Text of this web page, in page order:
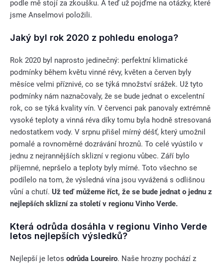
podle mě stojí za zkoušku. A teď už pojďme na otázky, které
jsme Anselmovi položili.
Jaký byl rok 2020 z pohledu enologa?
Rok 2020 byl naprosto jedinečný: perfektní klimatické
podmínky během květu vinné révy, květen a červen byly
měsíce velmi příznivé, co se týká množství srážek. Už tyto
podmínky nám naznačovaly, že se bude jednat o excelentní
rok, co se týká kvality vín. V červenci pak panovaly extrémně
vysoké teploty a vinná réva díky tomu byla hodně stresovaná
nedostatkem vody. V srpnu přišel mírný déšť, který umožnil
pomalé a rovnoměrné dozrávání hroznů. To celé vyústilo v
jednu z nejrannějších sklizní v regionu vůbec. Září bylo
příjemné, nepršelo a teploty byly mírné. Toto všechno se
podílelo na tom, že výsledná vína jsou vyvážená s odlišnou
vůní a chutí. Už teď můžeme říct, že se bude jednat o jednu z
nejlepších sklizní za století v regionu Vinho Verde.
Která odrůda dosáhla v regionu Vinho Verde
letos nejlepších výsledků?
Nejlepší je letos odrůda Loureiro. Naše hrozny pochází z